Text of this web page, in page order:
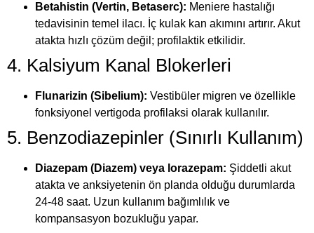
Betahistin (Vertin, Betaserc): Meniere hastalığı
tedavisinin temel ilacı. İç kulak kan akımını artırır. Akut
atakta hızlı çözüm değil; profilaktik etkilidir.
4. Kalsiyum Kanal Blokerleri
Flunarizin (Sibelium): Vestibüler migren ve özellikle
fonksiyonel vertigoda profilaksi olarak kullanılır.
5. Benzodiazepinler (Sınırlı Kullanım)
Diazepam (Diazem) veya lorazepam: Şiddetli akut
atakta ve anksiyetenin ön planda olduğu durumlarda
24-48 saat. Uzun kullanım bağımlılık ve
kompansasyon bozukluğu yapar.